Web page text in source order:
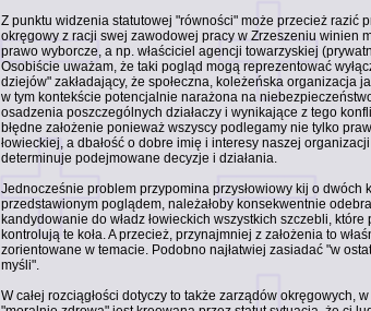
Z punktu widzenia statutowej "równości" może przecież razić
okręgowy z racji swej zawodowej pracy w Zrzeszeniu winien
prawo wyborcze, a np. właściciel agencji towarzyskiej
Osobiście uważam, że taki pogląd mogą reprezentować
dziejów" zakładający, że społeczna, koleżeńska organizacja
w tym kontekście potencjalnie narażona na
osadzenia poszczególnych działaczy i wynikające z tego
błędne założenie ponieważ wszyscy podlegamy nie tylko
łowieckiej, a dbałość o dobre imię i interesy naszej
determinuje podejmowane decyzje i działania.
Jednocześnie problem przypomina przysłowiowy kij o dwóch
przedstawionym poglądem, należałoby konsekwentnie
kandydowanie do władz łowieckich wszystkich szczebli,
kontrolują te koła. A przecież, przynajmniej z założenia to
zorientowane w temacie. Podobno najłatwiej zasiadać "w
myśli".
W całej rozciągłości dotyczy to także zarządów okręgowych,